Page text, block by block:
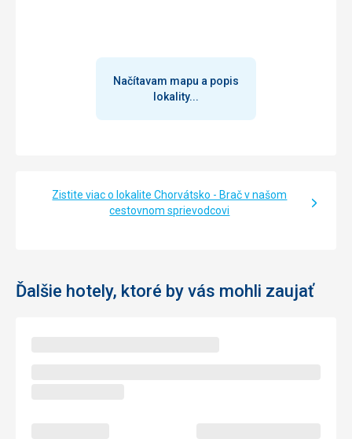
Načítavam mapu a popis
lokality...
Zistite viac o lokalite Chorvátsko - Brač v našom
cestovnom sprievodcovi
Ďalšie hotely, ktoré by vás mohli zaujať